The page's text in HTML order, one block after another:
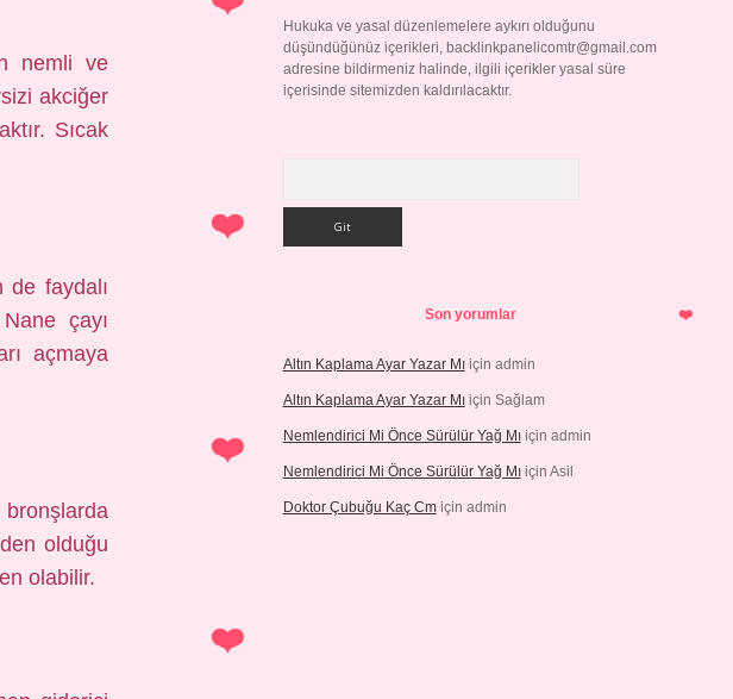
nemli ve
akciğer
Sıcak
de faydalı
çayı
açmaya
bronşlarda
olduğu
olabilir.
Hukuka ve yasal düzenlemelere aykırı olduğunu
düşündüğünüz içerikleri, backlinkpanelicomtr@gmail.com
adresine bildirmeniz halinde, ilgili içerikler yasal süre
içerisinde sitemizden kaldırılacaktır.
Son yorumlar
Altın Kaplama Ayar Yazar Mıiçin admin
Altın Kaplama Ayar Yazar Mıiçin Sağlam
Nemlendirici Mi Önce Sürülür Yağ Mıiçin admin
Nemlendirici Mi Önce Sürülür Yağ Mıiçin Asil
Doktor Çubuğu Kaç Cmiçin admin